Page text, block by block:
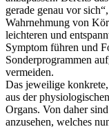
gerade genau vor
Wahrnehmung von
leichteren und
Symptom führen und
Sonderprogrammen
vermeiden.
Das jeweilige
aus der
Organs. Von daher
anzusehen, welches